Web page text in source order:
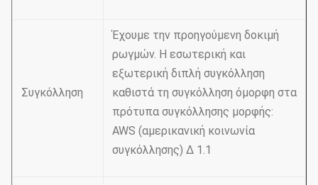
Συγκόλληση
Έχουμε την προηγούμενη δοκιμή
ρωγμών. Η εσωτερική και
εξωτερική διπλή συγκόλληση
καθιστά τη συγκόλληση όμορφη στα
πρότυπα συγκόλλησης μορφής:
AWS (αμερικανική κοινωνία
συγκόλλησης) Δ 1.1